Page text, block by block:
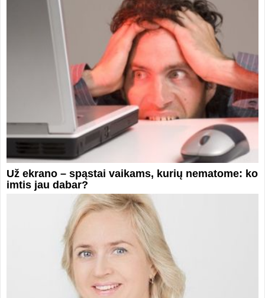
Už ekrano – spąstai vaikams, kurių nematome: ko
imtis jau dabar?